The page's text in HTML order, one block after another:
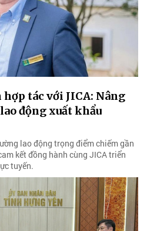
tác với JICA: Nâng
động xuất khẩu
lao động trọng điểm chiếm gần
kết đồng hành cùng JICA triển
tuyến.